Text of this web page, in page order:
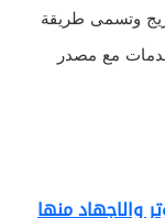
وتسمى طريقة
مع مصدر
والاجهاد منها